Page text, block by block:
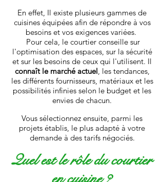
En effet, Il existe plusieurs gammes de
cuisines équipées afin de répondre à vos
besoins et vos exigences variées.
Pour cela, le courtier conseille sur
l'optimisation des espaces, sur la sécurité
et sur les besoins de ceux qui l'utilisent. Il
connaît le marché actuel, les tendances,
les différents fournisseurs, matériaux et les
possibilités infinies selon le budget et les
envies de chacun.
Vous sélectionnez ensuite, parmi les
projets établis, le plus adapté à votre
demande à des tarifs négociés.
Quel est le rôle du courtier